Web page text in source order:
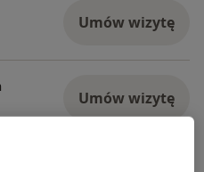
Umów wizytę
Umów wizytę